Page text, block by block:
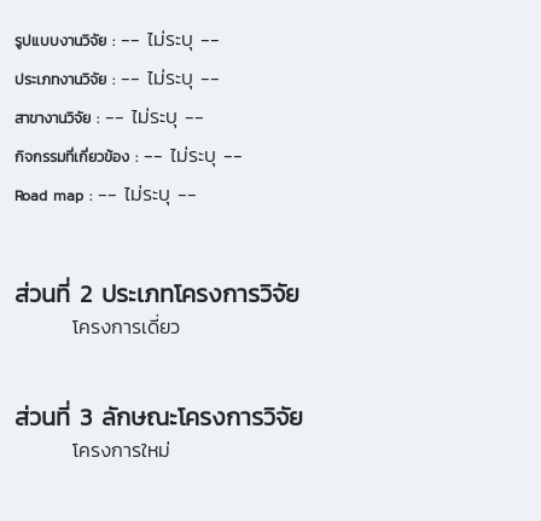
รูปแบบงานวิจัย : -- ไม่ระบุ --
ประเภทงานวิจัย : -- ไม่ระบุ --
สาขางานวิจัย : -- ไม่ระบุ --
กิจกรรมที่เกี่ยวข้อง : -- ไม่ระบุ --
Road map : -- ไม่ระบุ --
ส่วนที่ 2 ประเภทโครงการวิจัย
โครงการเดี่ยว
ส่วนที่ 3 ลักษณะโครงการวิจัย
โครงการใหม่